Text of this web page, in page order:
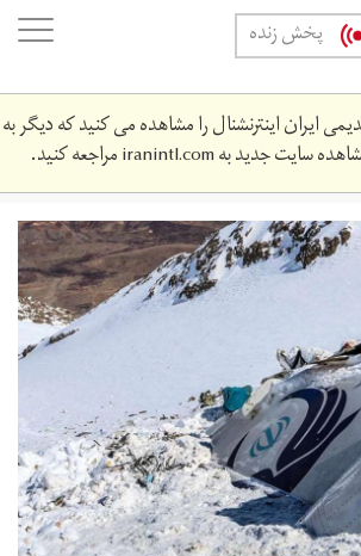
پخش زنده
ایران اینترنشنال را مشاهده می کنید که دیگر به
سایت جدید بهiranintl.comمراجعه کنید.